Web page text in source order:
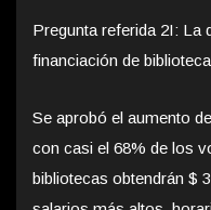
Pregunta referida 2I: La
financiación de
Se aprobó el aumento
con casi el 68% de los
bibliotecas obtendrán $